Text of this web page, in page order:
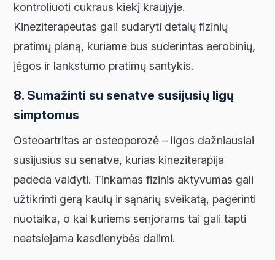
kontroliuoti cukraus kiekį kraujyje.
Kineziterapeutas gali sudaryti detalų fizinių
pratimų planą, kuriame bus suderintas aerobinių,
jėgos ir lankstumo pratimų santykis.
8. Sumažinti su senatve susijusių ligų
simptomus​
Osteoartritas ar osteoporozė – ligos dažniausiai
susijusius su senatve, kurias kineziterapija
padeda valdyti. Tinkamas fizinis aktyvumas gali
užtikrinti gerą kaulų ir sąnarių sveikatą, pagerinti
nuotaika, o kai kuriems senjorams tai gali tapti
neatsiejama kasdienybės dalimi.